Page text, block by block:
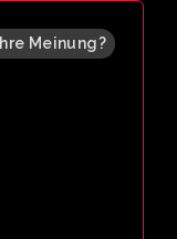
Ihre Meinung?